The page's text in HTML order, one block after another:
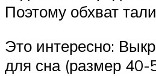
Поэтому обхват
Это интересно:
для сна (размер 40-